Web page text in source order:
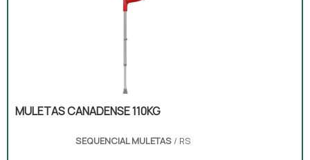
MULETAS CANADENSE 110KG
SEQUENCIAL MULETAS/ RS